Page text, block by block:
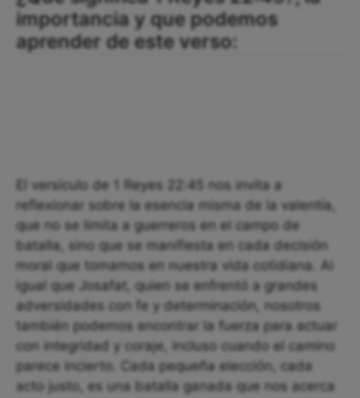
importancia y que podemos
aprender de este verso:
El versículo de 1 Reyes 22:45 nos invita a
reflexionar sobre la esencia misma de la valentía,
que no se limita a guerreros en el campo de
batalla, sino que se manifiesta en cada decisión
moral que tomamos en nuestra vida cotidiana. Al
igual que Josafat, quien se enfrentó a grandes
adversidades con fe y determinación, nosotros
también podemos encontrar la fuerza para actuar
con integridad y coraje, incluso cuando el camino
parece incierto. Cada pequeña elección, cada
acto justo, es una batalla ganada que nos acerca